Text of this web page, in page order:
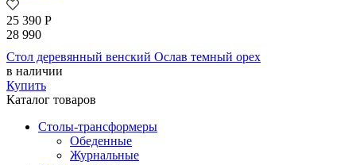
25 390 Р
28 990
Стол деревянный венский Ослав темный орех
в наличии
Купить
Каталог товаров
Столы-трансформеры
Обеденные
Журнальные